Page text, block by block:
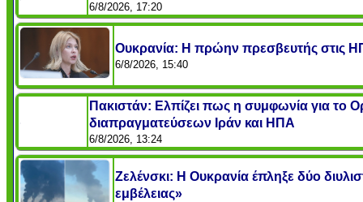
6/8/2026, 17:20
Ουκρανία: Η πρώην πρεσβευτής στις
6/8/2026, 15:40
Πακιστάν: Ελπίζει πως η συμφωνία για
διαπραγματεύσεων Ιράν και ΗΠΑ
6/8/2026, 13:24
Ζελένσκι: Η Ουκρανία έπληξε δύο
εμβέλειας»